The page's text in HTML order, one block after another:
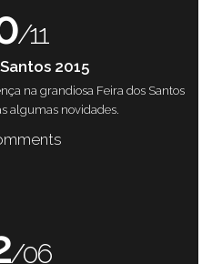
/11
2015
na grandiosa Feira dos Santos
algumas novidades.
/06